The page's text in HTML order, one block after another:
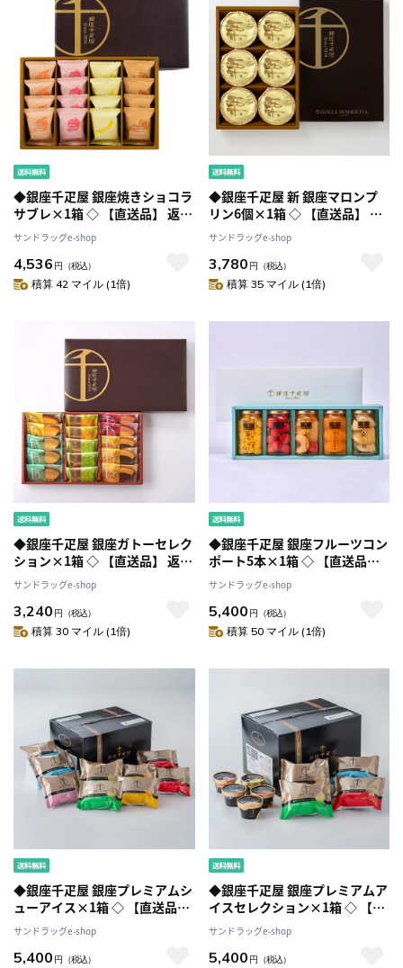
◆銀座千疋屋 銀座焼きショコラ
サブレ×1箱 ◇ 【直送品】 返
品・キャンセル・他商品と同時
購入は不可
サンドラッグe-shop
4,536 円 （税込）
積算 42 マイル (1倍)
◆銀座千疋屋 新 銀座マロンプ
リン6個×1箱 ◇ 【直送品】 返
品・キャンセル・他商品と同時
購入は不可
サンドラッグe-shop
3,780 円 （税込）
積算 35 マイル (1倍)
◆銀座千疋屋 銀座ガトーセレク
ション×1箱 ◇ 【直送品】 返
品・キャンセル・他商品と同時
購入は不可
サンドラッグe-shop
3,240 円 （税込）
積算 30 マイル (1倍)
◆銀座千疋屋 銀座フルーツコン
ポート5本×1箱 ◇ 【直送品】
返品・キャンセル・他商品と同
時購入は不可
サンドラッグe-shop
5,400 円 （税込）
積算 50 マイル (1倍)
◆銀座千疋屋 銀座プレミアムシ
ューアイス×1箱 ◇ 【直送品】
返品・キャンセル・他商品と同
時購入は不可
サンドラッグe-shop
5,400 円 （税込）
◆銀座千疋屋 銀座プレミアムア
イスセレクション×1箱 ◇ 【直
送品】 返品・キャンセル・他商
品と同時購入は不可
サンドラッグe-shop
5,400 円 （税込）